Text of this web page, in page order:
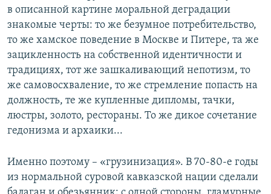
в описанной картине моральной деградации
знакомые черты: то же безумное потребительство,
то же хамское поведение в Москве и Питере, та же
зацикленность на собственной идентичности и
традициях, тот же зашкаливающий непотизм, то
же самовосхваление, то же стремление попасть на
должность, те же купленные дипломы, тачки,
люстры, золото, рестораны. То же дикое сочетание
гедонизма и архаики...
Именно поэтому – «грузинизация». В 70-80-е годы
из нормальной суровой кавказской нации сделали